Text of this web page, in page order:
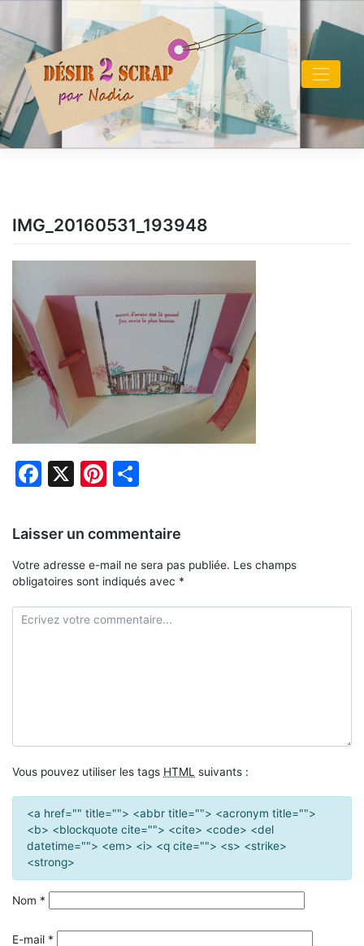
content
IMG_20160531_193948
Facebook
X Pinterest
Laisser un commentaire
Votre adresse e-mail ne sera pas publiée. Les champs
obligatoires sont indiqués avec *
Vous pouvez utiliser les tags HTML suivants :
<a href="" title=""> <abbr title=""> <acronym title="">
<b> <blockquote cite=""> <cite> <code> <del
datetime=""> <em> <i> <q cite=""> <s> <strike>
<strong>
Nom *
E-mail *